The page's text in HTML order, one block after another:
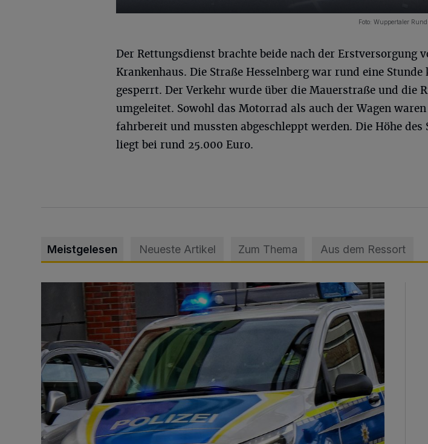
Foto: Wuppertaler
Der Rettungsdienst brachte beide nach der Erstversorgung
Krankenhaus. Die Straße Hesselnberg war rund eine
gesperrt. Der Verkehr wurde über die Mauerstraße und die
umgeleitet. Sowohl das Motorrad als auch der Wagen
fahrbereit und mussten abgeschleppt werden. Die Höhe des
liegt bei rund 25.000 Euro.
Meistgelesen Neueste Artikel Zum Thema Aus dem Ressort
Mann beschädigt Autos in Parkhaus